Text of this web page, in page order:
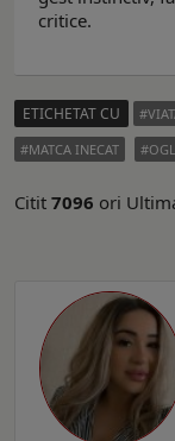
critice.
ETICHETAT CU
MATCA INECAT
Citit 7096 ori